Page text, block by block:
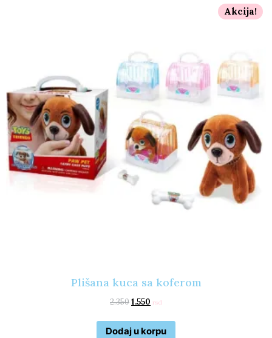
Akcija!
Plišana kuca sa koferom
2.3501.550 rsd
Dodaj u korpu